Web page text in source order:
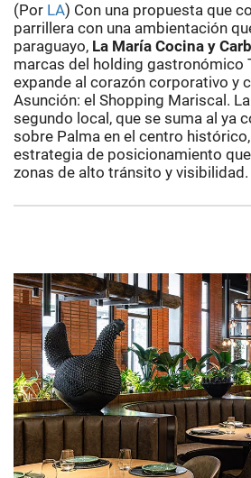
(Por LA) Con una propuesta que
parrillera con una ambientación
paraguayo, La María Cocina y
marcas del holding gastronómico
expande al corazón corporativo y
Asunción: el Shopping Mariscal.
segundo local, que se suma al ya
sobre Palma en el centro
estrategia de posicionamiento
zonas de alto tránsito y visibilidad.